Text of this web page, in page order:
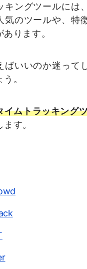
キングツールには
気のツールや、特
ります。
ばいいのか迷って
。
イムトラッキング
す。